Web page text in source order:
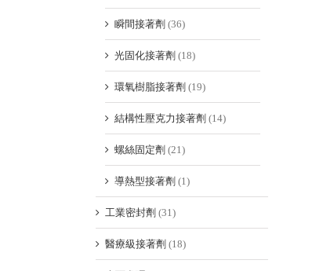
瞬間接著劑 (36)
光固化接著劑 (18)
環氧樹脂接著劑 (19)
結構性壓克力接著劑 (14)
螺絲固定劑 (21)
導熱型接著劑 (1)
工業密封劑 (31)
醫療級接著劑 (18)